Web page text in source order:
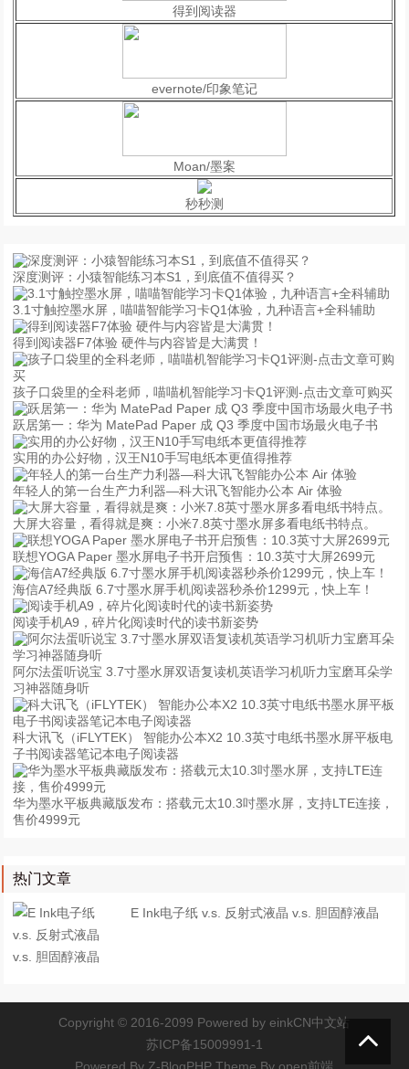
得到阅读器
evernote/印象笔记
Moan/墨案
秒秒测
深度测评：小猿智能练习本S1，到底值不值得买？
3.1寸触控墨水屏，喵喵智能学习卡Q1体验，九种语言+全科辅助
得到阅读器F7体验 硬件与内容皆是大满贯！
孩子口袋里的全科老师，喵喵机智能学习卡Q1评测-点击文章可购买
跃居第一：华为 MatePad Paper 成 Q3 季度中国市场最火电子书
实用的办公好物，汉王N10手写电纸本更值得推荐
年轻人的第一台生产力利器—科大讯飞智能办公本 Air 体验
大屏大容量，看得就是爽：小米7.8英寸墨水屏多看电纸书特点。
联想YOGA Paper 墨水屏电子书开启预售：10.3英寸大屏2699元
海信A7经典版 6.7寸墨水屏手机阅读器秒杀价1299元，快上车！
阅读手机A9，碎片化阅读时代的读书新姿势
阿尔法蛋听说宝 3.7寸墨水屏双语复读机英语学习机听力宝磨耳朵学
习神器随身听
科大讯飞（iFLYTEK） 智能办公本X2 10.3英寸电纸书墨水屏平板电
子书阅读器笔记本电子阅读器
华为墨水平板典藏版发布：搭载元太10.3吋墨水屏，支持LTE连接，
售价4999元
热门文章
E Ink电子纸 v.s. 反射式液晶 v.s. 胆固醇液晶
Copyright © 2016-2099 Powered byeinkCN中文站
苏ICP备15009991-1